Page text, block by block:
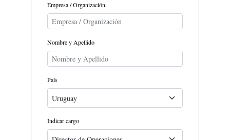
Empresa / Organización
Nombre y Apellido
País
Indicar cargo